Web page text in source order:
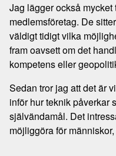
Jag lägger också
medlemsföretag. De
väldigt tidigt vilka
fram oavsett om det
kompetens eller
Sedan tror jag att det är
inför hur teknik påverkar
självändamål. Det
möjliggöra för